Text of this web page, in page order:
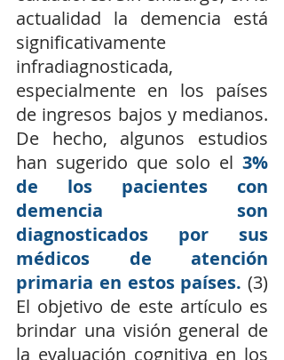
actualidad la demencia está
significativamente
infradiagnosticada,
especialmente en los países
de ingresos bajos y medianos.
De hecho, algunos estudios
han sugerido que solo el 3%
de los pacientes con
demencia son
diagnosticados por sus
médicos de atención
primaria en estos países. (3)
El objetivo de este artículo es
brindar una visión general de
la evaluación cognitiva en los